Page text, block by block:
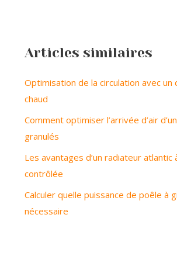
Articles similaires
Optimisation de la circulation avec un
chaud
Comment optimiser l’arrivée d’air
granulés
Les avantages d’un radiateur atlantic
contrôlée
Calculer quelle puissance de poêle à
nécessaire